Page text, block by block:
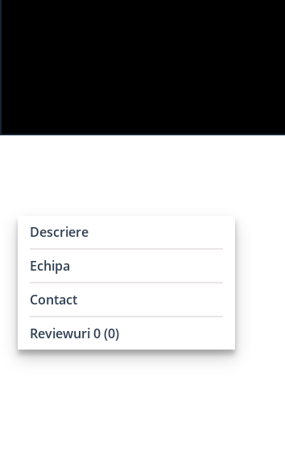
Descriere
Echipa
Contact
Reviewuri 0 (0)